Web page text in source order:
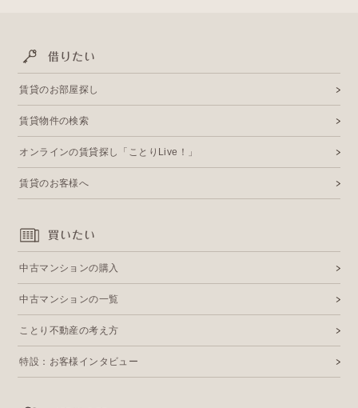
借りたい
賃貸のお部屋探し
賃貸物件の検索
オンラインの賃貸探し「ことりLive！」
賃貸のお客様へ
買いたい
中古マンションの購入
中古マンションの一覧
ことり不動産の考え方
特設：お客様インタビュー